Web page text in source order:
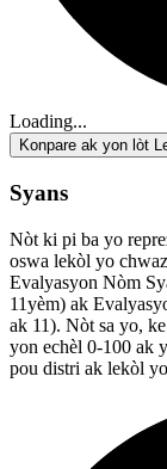
Loading...
Konpare ak yon lòt
Syans
Nòt ki pi ba yo
oswa lekòl yo
Evalyasyon Nòm
11yèm) ak
ak 11). Nòt sa yo,
yon echèl 0-100 ak
pou distri ak lekòl